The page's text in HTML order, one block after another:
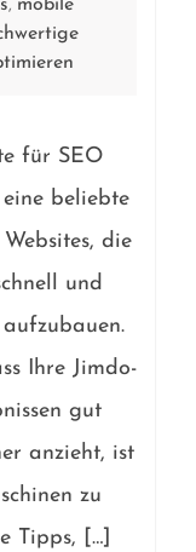
, mobile
für SEO
beliebte
die
und
Ihre Jimdo-
gut
anzieht, ist
zu
Tipps, […]